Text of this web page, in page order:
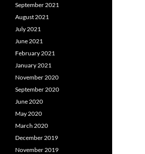
September 2021
August 2021
July 2021
June 2021
February 2021
January 2021
November 2020
September 2020
June 2020
May 2020
March 2020
December 2019
November 2019